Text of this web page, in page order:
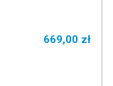
669,00 zł